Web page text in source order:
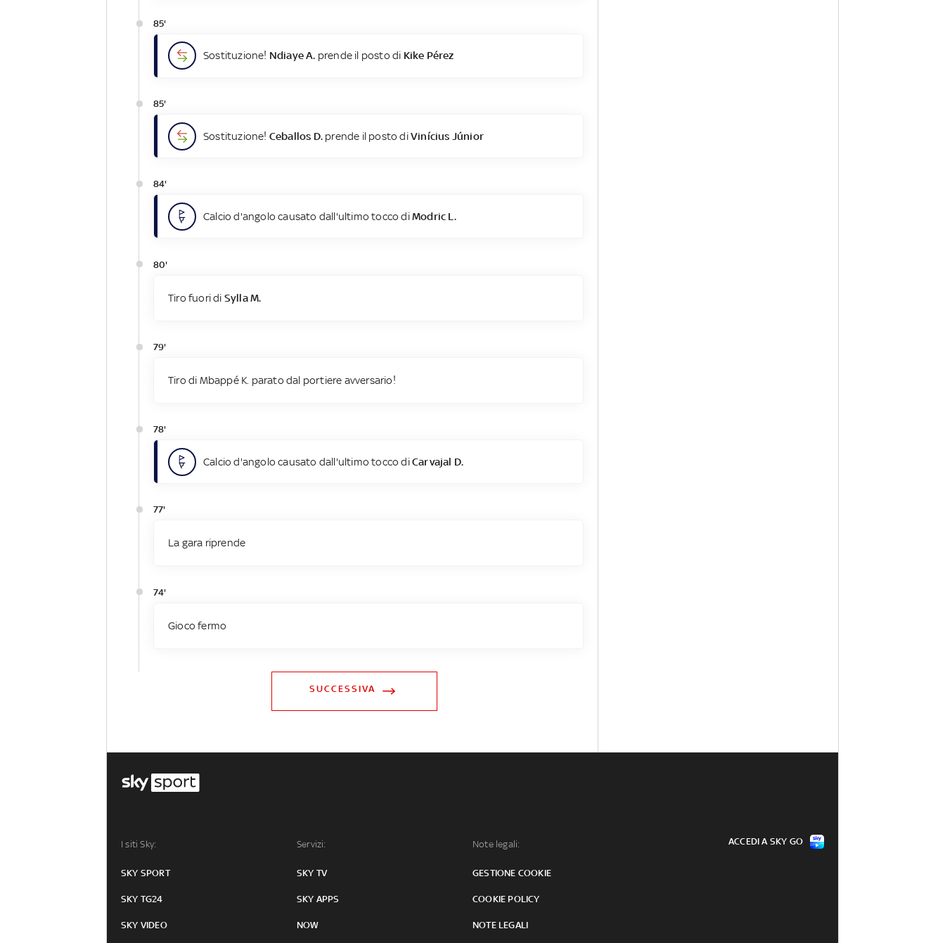
85'
Sostituzione! Ndiaye A. prende il posto di Kike Pérez
85'
Sostituzione! Ceballos D. prende il posto diVinícius Júnior
84'
Calcio d'angolo causato dall'ultimo tocco diModric L.
80'
Tiro fuori di Sylla M.
79'
Tiro di Mbappé K. parato dal portiere avversario!
78'
Calcio d'angolo causato dall'ultimo tocco diCarvajal D.
77'
La gara riprende
74'
Gioco fermo
SUCCESSIVA
I siti Sky:
SKY SPORT
SKY TG24
SKY VIDEO
Servizi:
SKY TV
SKY APPS
NOW
Note legali:
GESTIONE COOKIE
COOKIE POLICY
NOTE LEGALI
ACCEDI A SKY GO